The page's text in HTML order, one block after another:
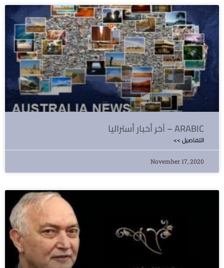
آخر أخبار أستراليا – ARABIC
<< التفاصيل
November 17, 2020